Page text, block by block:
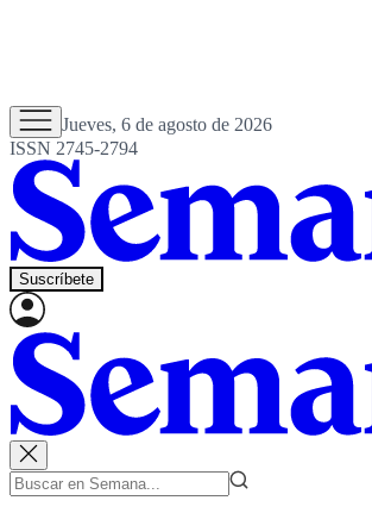
Jueves, 6 de agosto de 2026
ISSN 2745-2794
Suscríbete